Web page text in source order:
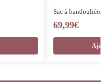
Sac à
69,99€